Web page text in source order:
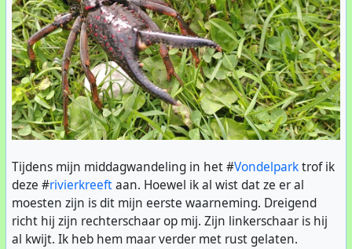
Het probleem van de droogte wordt ook nog versterkt
doordat de grond rondom de bomen helemaal ingebed in
leem, waardoor regenwater er niet meer bijkomt.
Alle paardenkastanjebomen in het Vondelpark zijn ziek,
overal in het park worden de dode kastanjes gekapt.
Hopelijk wordt er ooit een resistente soort gevonden...
In 2018 was het ook al een probleem: De
webstek van
het Vondelparkschreef er al over.
#Amsterdam #mineermot#bloederziekte#bomen
Tijdens mijn middagwandeling in het #Vondelparktrof ik
deze #rivierkreeftaan. Hoewel ik al wist dat ze er al
moesten zijn is dit mijn eerste waarneming. Dreigend
richt hij zijn rechterschaar op mij. Zijn linkerschaar is hij
al kwijt. Ik heb hem maar verder met rust gelaten.